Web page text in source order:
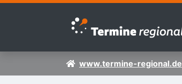
Zur Navigation springen
Zum Inhalt springen
www.termine-regional.de